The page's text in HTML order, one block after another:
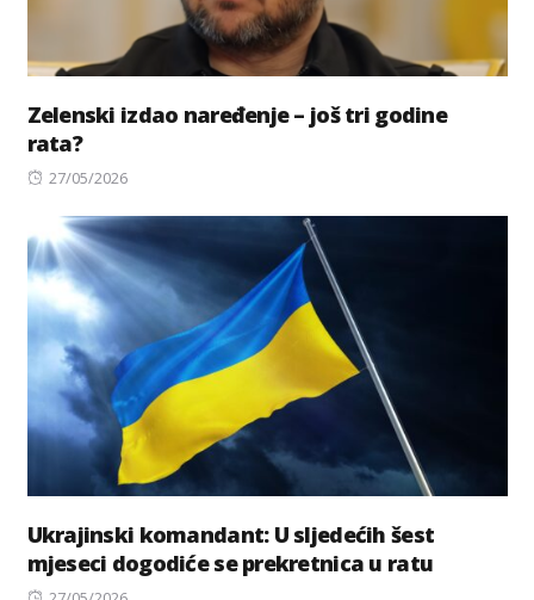
Zelenski izdao naređenje – još tri godine
rata?
Posted
27/05/2026
Ukrajinski komandant: U sljedećih šest
mjeseci dogodiće se prekretnica u ratu